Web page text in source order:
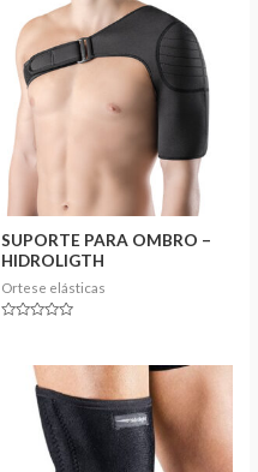
SUPORTE PARA OMBRO –
HIDROLIGTH
Ortese elásticas